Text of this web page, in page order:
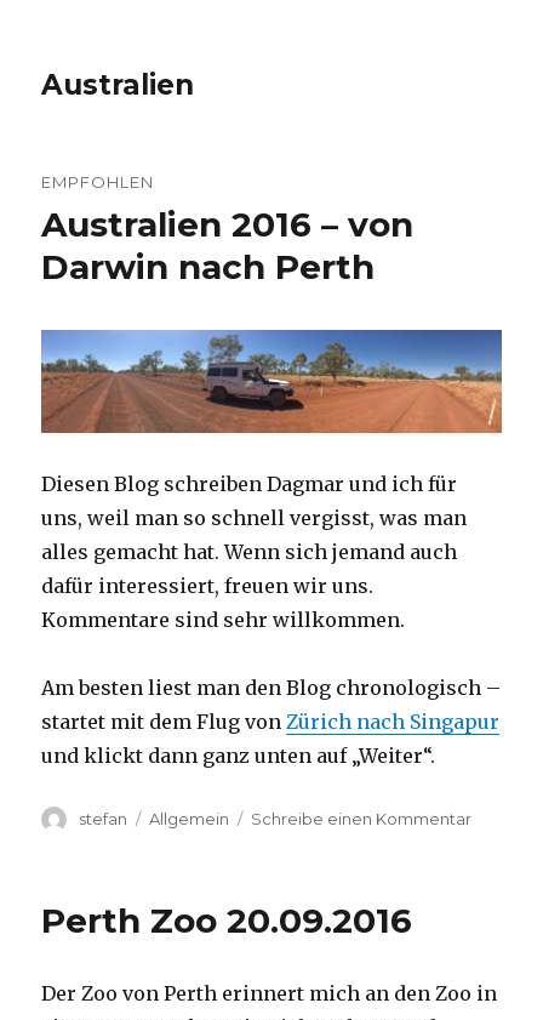
Australien
EMPFOHLEN
Australien 2016 – von
Darwin nach Perth
Diesen Blog schreiben Dagmar und ich für
uns, weil man so schnell vergisst, was man
alles gemacht hat. Wenn sich jemand auch
dafür interessiert, freuen wir uns.
Kommentare sind sehr willkommen.
Am besten liest man den Blog chronologisch –
startet mit dem Flug vonZürich nach Singapur
und klickt dann ganz unten auf „Weiter“.
Autor
stefan Kategorien
Allgemein Schreibe einen Kommentarzu
Perth
Perth Zoo 20.09.2016
Der Zoo von Perth erinnert mich an den Zoo in